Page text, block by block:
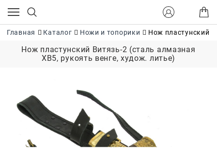
Главная Каталог Ножи и топорики Нож пластунский
Нож пластунский Витязь-2 (сталь алмазная
ХВ5, рукоять венге, худож. литье)